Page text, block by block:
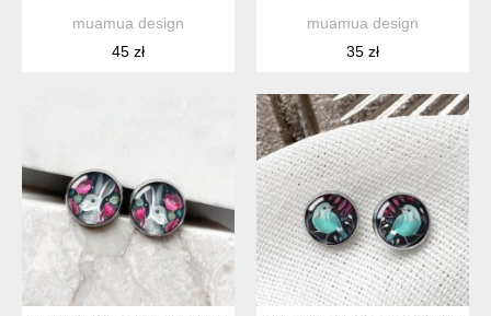
muamua design
45 zł
muamua design
35 zł